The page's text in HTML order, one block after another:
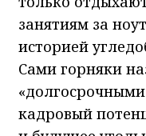
занятиям за
историей
Сами горняки
кадровый